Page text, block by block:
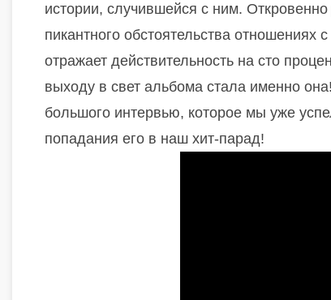
истории, случившейся с ним.
пикантного обстоятельства
отражает действительность на сто
выходу в свет альбома стала именно
большого интервью, которое мы уже
попадания его в наш хит-парад!